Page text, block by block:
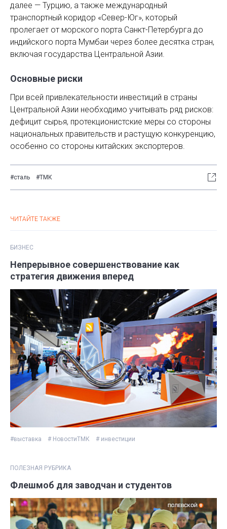
далее — Турцию, а также международный
транспортный коридор «Север-Юг», который
пролегает от морского порта Санкт-Петербурга до
индийского порта Мумбаи через более десятка стран,
включая государства Центральной Азии.
Основные риски
При всей привлекательности инвестиций в страны
Центральной Азии необходимо учитывать ряд рисков:
дефицит сырья, протекционистские меры со стороны
национальных правительств и растущую конкуренцию,
особенно со стороны китайских экспортеров.
#сталь #ТМК
ЧИТАЙТЕ ТАКЖЕ
БИЗНЕС
Непрерывное совершенствование как
стратегия движения вперед
#выставка # НовостиТМК # инвестиции
ПОЛЕЗНАЯ РУБРИКА
Флешмоб для заводчан и студентов